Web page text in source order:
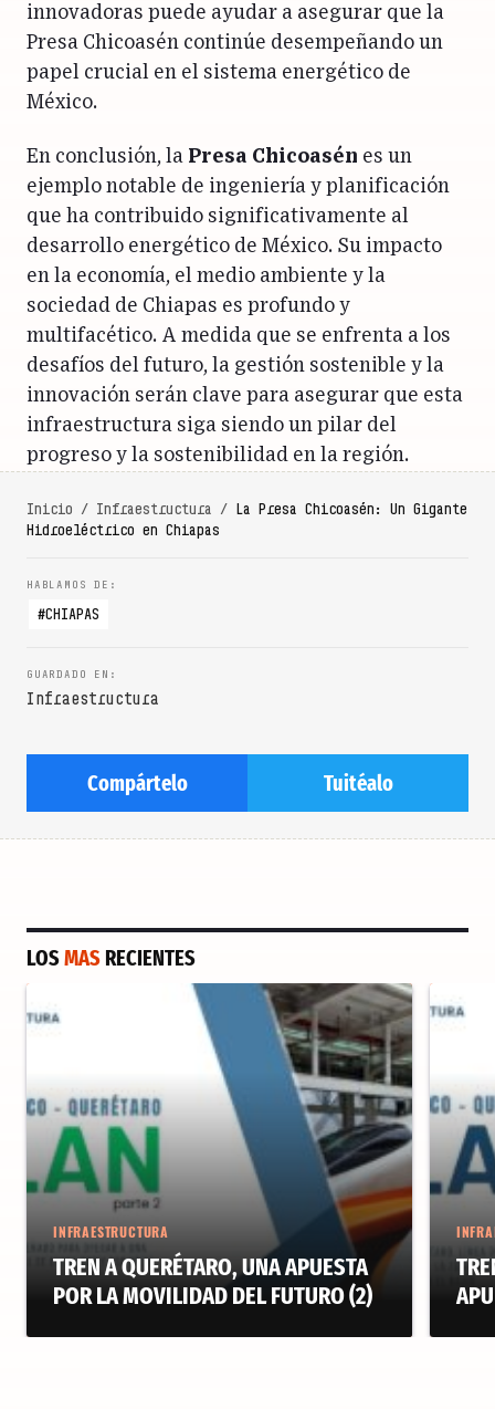
innovadoras puede ayudar a asegurar que la
Presa Chicoasén continúe desempeñando un
papel crucial en el sistema energético de
México.
En conclusión, la Presa Chicoasén es un
ejemplo notable de ingeniería y planificación
que ha contribuido significativamente al
desarrollo energético de México. Su impacto
en la economía, el medio ambiente y la
sociedad de Chiapas es profundo y
multifacético. A medida que se enfrenta a los
desafíos del futuro, la gestión sostenible y la
innovación serán clave para asegurar que esta
infraestructura siga siendo un pilar del
progreso y la sostenibilidad en la región.
Inicio / Infraestructura / La Presa Chicoasén: Un Gigante
Hidroeléctrico en Chiapas
CHIAPAS
Infraestructura
Compártelo Tuitéalo
LOSMAS RECIENTES
INFRAESTRUCTURA
TREN A QUERÉTARO, UNA APUESTA
POR LA MOVILIDAD DEL FUTURO (2)